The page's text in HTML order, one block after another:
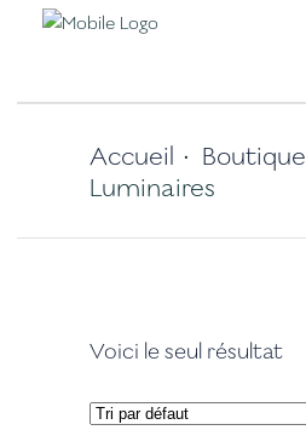
Accueil • Boutique
Luminaires
Voici le seul résultat